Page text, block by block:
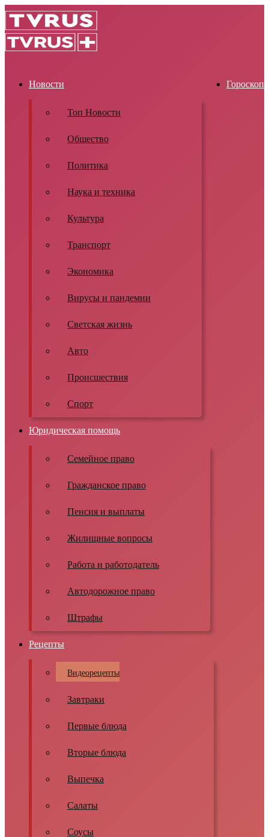
Новости
Топ Новости
Общество
Политика
Наука и техника
Культура
Транспорт
Экономика
Вирусы и пандемии
Светская жизнь
Авто
Происшествия
Спорт
Гороскоп
Юридическая помощь
Семейное право
Гражданское право
Пенсия и выплаты
Жилищные вопросы
Работа и работодатель
Автодорожное право
Штрафы
Рецепты
Видеорецепты
Завтраки
Первые блюда
Вторые блюда
Выпечка
Салаты
Соусы